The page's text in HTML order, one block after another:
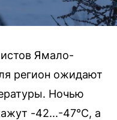
Ямало-
регион ожидают
Ночью
-42...-47°С, а